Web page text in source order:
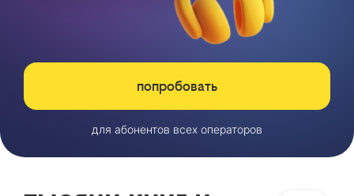
попробовать
для абонентов всех операторов